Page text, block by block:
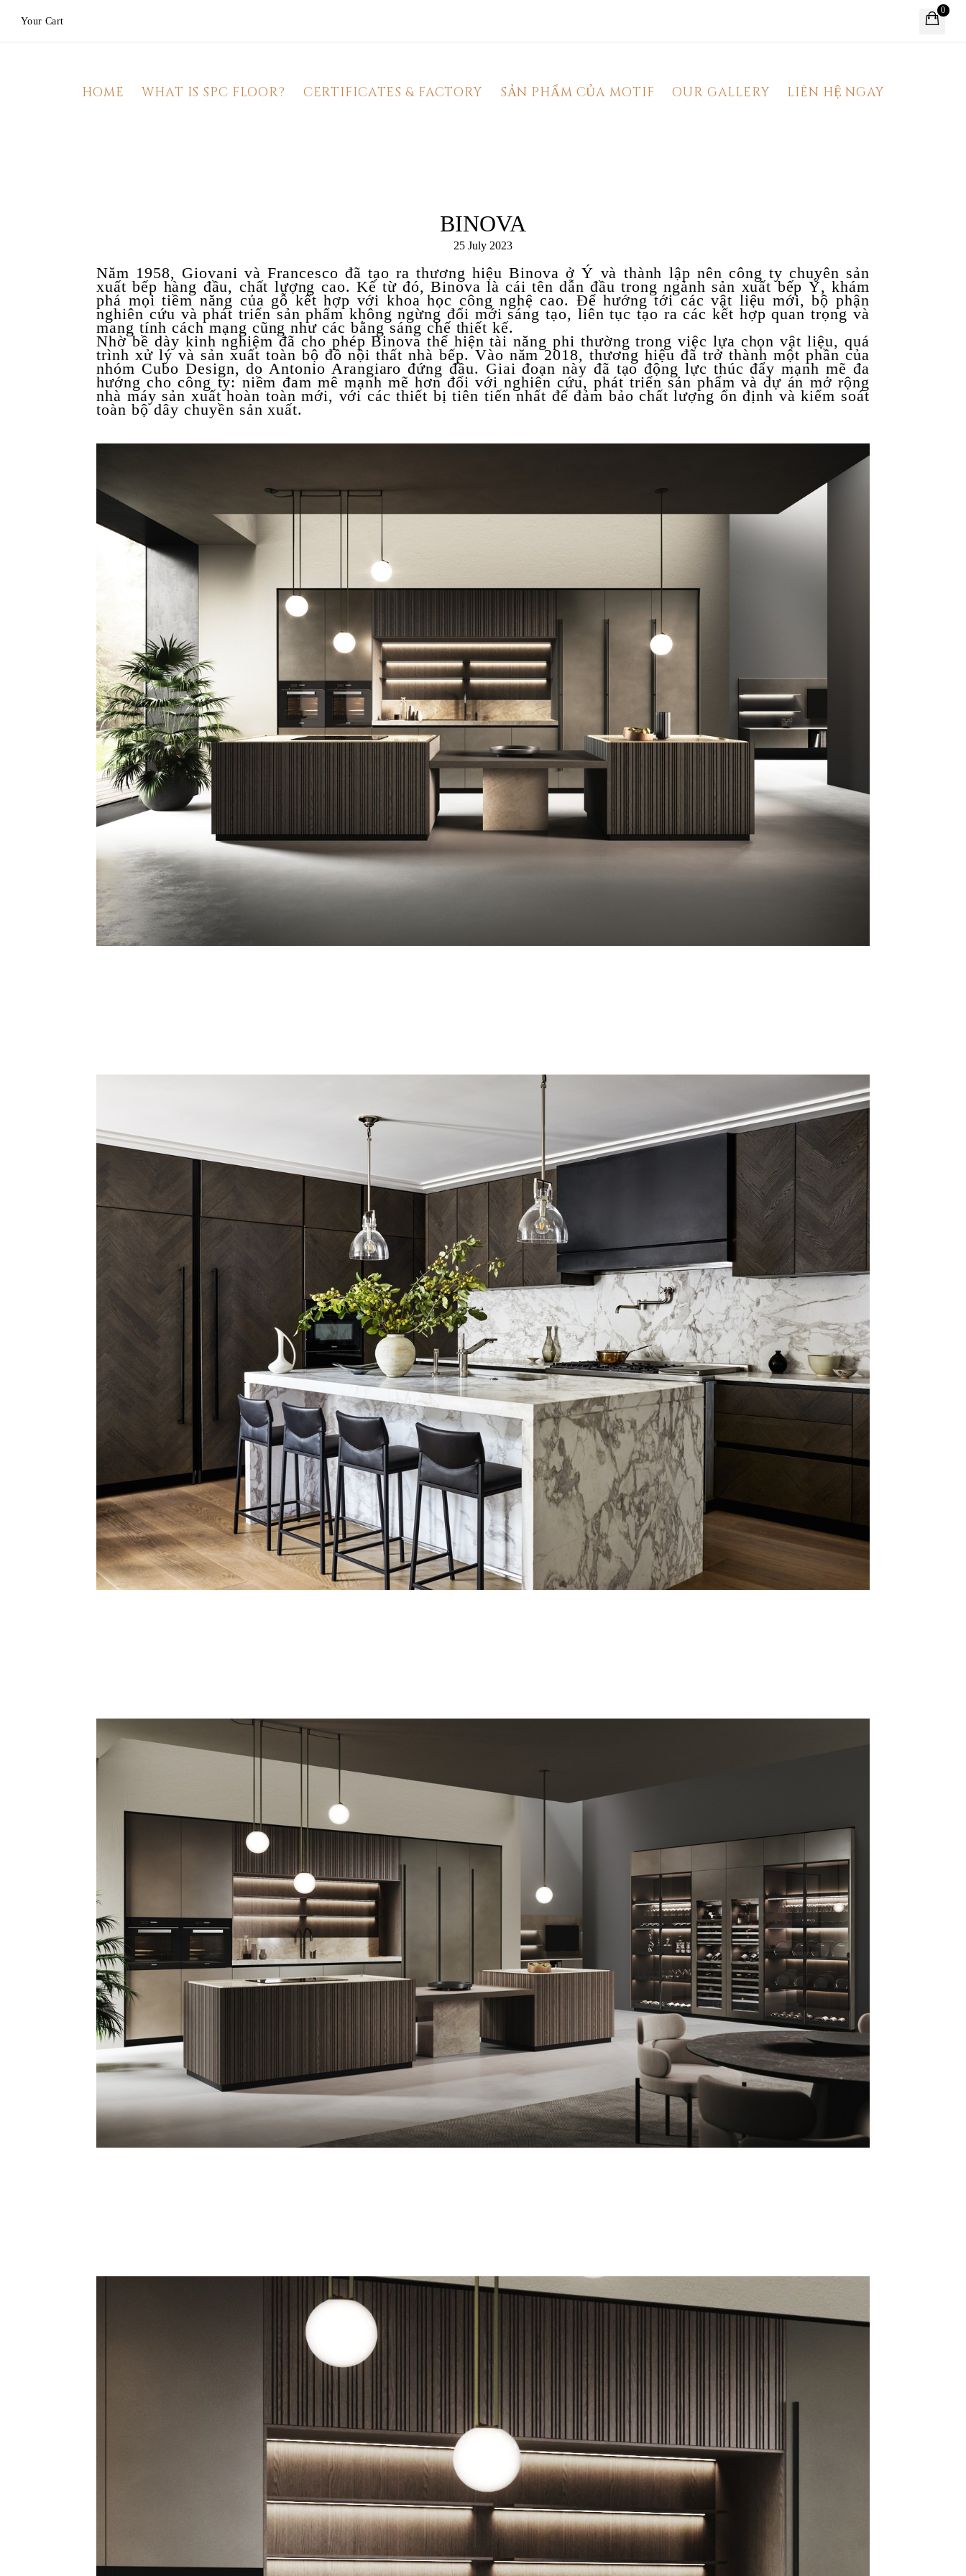
Your Cart
0
HOME WHAT IS SPC FLOOR? CERTIFICATES & FACTORY SẢN PHẨM CỦA MOTIF OUR GALLERY LIÊN HỆ NGAY
BINOVA
25 July 2023
Năm 1958, Giovani và Francesco đã tạo ra thương hiệu Binova ở Ý và thành lập nên công ty chuyên sản
xuất bếp hàng đầu, chất lượng cao. Kể từ đó, Binova là cái tên dẫn đầu trong ngành sản xuất bếp Ý, khám
phá mọi tiềm năng của gỗ kết hợp với khoa học công nghệ cao. Để hướng tới các vật liệu mới, bộ phận
nghiên cứu và phát triển sản phẩm không ngừng đổi mới sáng tạo, liên tục tạo ra các kết hợp quan trọng và
mang tính cách mạng cũng như các bằng sáng chế thiết kế.
Nhờ bề dày kinh nghiệm đã cho phép Binova thể hiện tài năng phi thường trong việc lựa chọn vật liệu, quá
trình xử lý và sản xuất toàn bộ đồ nội thất nhà bếp. Vào năm 2018, thương hiệu đã trở thành một phần của
nhóm Cubo Design, do Antonio Arangiaro đứng đầu. Giai đoạn này đã tạo động lực thúc đẩy mạnh mẽ đa
hướng cho công ty: niềm đam mê mạnh mẽ hơn đối với nghiên cứu, phát triển sản phẩm và dự án mở rộng
nhà máy sản xuất hoàn toàn mới, với các thiết bị tiên tiến nhất để đảm bảo chất lượng ổn định và kiểm soát
toàn bộ dây chuyền sản xuất.